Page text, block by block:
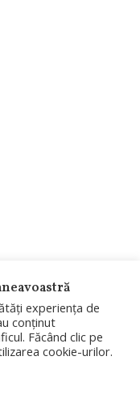
experiența de
conținut
Făcând clic pe
cookie-urilor.